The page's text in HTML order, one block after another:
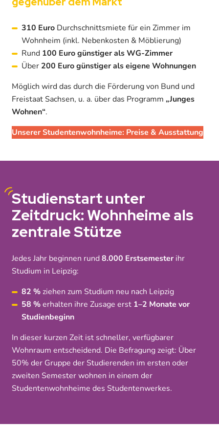
310 Euro Durchschnittsmiete für ein Zimmer im
Wohnheim (inkl. Nebenkosten & Möblierung)
Rund 100 Euro günstiger als WG-Zimmer
Über 200 Euro günstiger als eigene Wohnungen
Möglich wird das durch die Förderung von Bund und
Freistaat Sachsen, u. a. über das Programm „Junges
Wohnen“.
Unserer Studentenwohnheime: Preise & Ausstattung
Studienstart unter
Zeitdruck: Wohnheime als
zentrale Stütze
Jedes Jahr beginnen rund8.000 Erstsemester ihr
Studium in Leipzig:
82 % ziehen zum Studium neu nach Leipzig
58 %erhalten ihre Zusage erst 1–2 Monate vor
Studienbeginn
In dieser kurzen Zeit ist schneller, verfügbarer
Wohnraum entscheidend. Die Befragung zeigt: Über
50% der Gruppe der Studierenden im ersten oder
zweiten Semester wohnen in einem der
Studentenwohnheime des Studentenwerkes.